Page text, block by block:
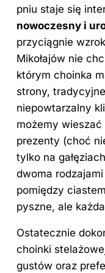
pniu staje się
nowoczesny i
przyciągnie
Mikołajów nie
którym choinka
strony,
niepowtarzalny
możemy wieszać
prezenty (choć
tylko na
dwoma
pomiędzy
pyszne, ale
Ostatecznie
choinki
gustów oraz